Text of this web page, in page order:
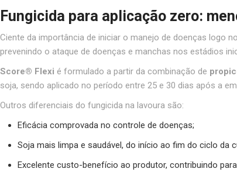
Fungicida para aplicação zero:
Ciente da importância de iniciar o manejo de doenças logo
prevenindo o ataque de doenças e manchas nos estádios
Score® Flexi é formulado a partir da combinação de
soja, sendo aplicado no período entre 25 e 30 dias após a
Outros diferenciais do fungicida na lavoura são:
Eficácia comprovada no controle de doenças;
Soja mais limpa e saudável, do início ao fim do ciclo da
Excelente custo-benefício ao produtor, contribuindo